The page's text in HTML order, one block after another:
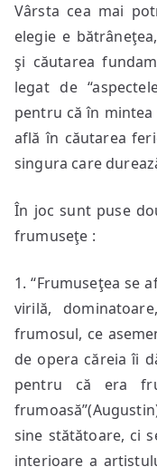
Vârsta cea mai
elegie e
şi căutarea
legat de
pentru că în mintea
află în căutarea
singura care
În joc sunt puse
frumuseţe :
1. “Frumuseţea se
virilă,
frumosul, ce
de opera căreia îi
pentru că era
sine stătătoare, ci
interioare a